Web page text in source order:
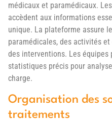
médicaux et paramédicaux.
accèdent aux informations
unique. La plateforme assure
paramédicales, des activités
des interventions. Les équipes
statistiques précis pour
charge.
Organisation des
traitements